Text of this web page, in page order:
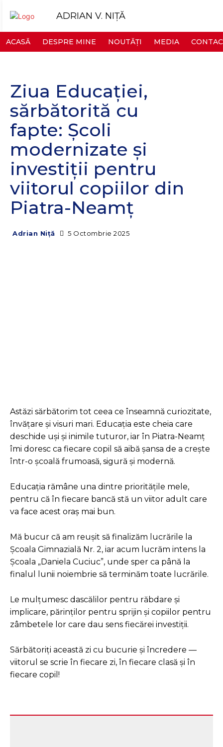
ADRIAN V. NIȚĂ
ACASĂ DESPRE MINE NOUTĂȚI MEDIA
Ziua Educației,
sărbătorită cu
fapte: Școli
modernizate și
investiții pentru
viitorul copiilor din
Piatra-Neamț
Adrian Niță 5 Octombrie 2025
Astăzi sărbătorim tot ceea ce înseamnă curiozitate,
învățare și visuri mari. Educația este cheia care
deschide uși și inimile tuturor, iar în Piatra-Neamț
îmi doresc ca fiecare copil să aibă șansa de a crește
într-o școală frumoasă, sigură și modernă.
Educația rămâne una dintre prioritățile mele,
pentru că în fiecare bancă stă un viitor adult care
va face acest oraș mai bun.
Mă bucur că am reușit să finalizăm lucrările la
Școala Gimnazială Nr. 2, iar acum lucrăm intens la
Școala „Daniela Cuciuc”, unde sper ca până la
finalul lunii noiembrie să terminăm toate lucrările.
Le mulțumesc dascălilor pentru răbdare și
implicare, părinților pentru sprijin și copiilor pentru
zâmbetele lor care dau sens fiecărei investiții.
Sărbătoriți această zi cu bucurie și încredere —
viitorul se scrie în fiecare zi, în fiecare clasă și în
fiecare copil!